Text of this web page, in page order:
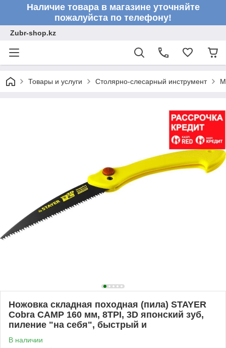
Наличие товара в магазине уточняйте
пожалуйста по телефону!
Zubr-shop.kz
Товары и услуги Столярно-слесарный инструмент
Ножовка складная походная (пила) STAYER
Cobra CAMP 160 мм, 8TPI, 3D японский зуб,
пиление "на себя", быстрый и
В наличии